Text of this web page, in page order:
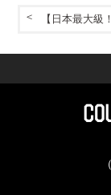
【日本最大級！】